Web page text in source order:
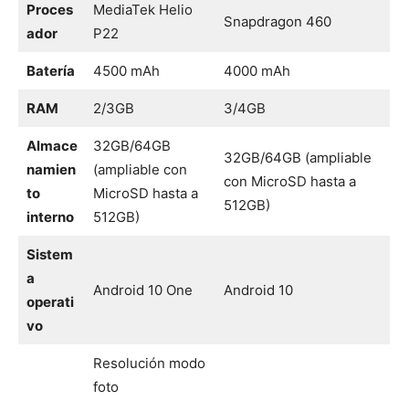
Proces
ador
MediaTek Helio
P22
Snapdragon 460
Batería 4500 mAh 4000 mAh
RAM 2/3GB 3/4GB
Almace
namien
to
interno
32GB/64GB
(ampliable con
MicroSD hasta a
512GB)
32GB/64GB (ampliable
con MicroSD hasta a
512GB)
Sistem
a
operati
vo
Android 10 One Android 10
Resolución modo
foto